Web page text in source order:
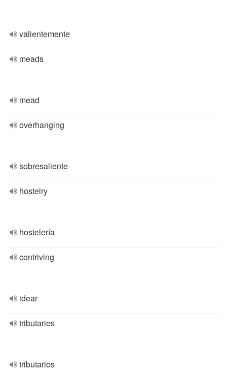
valientemente
meads
mead
overhanging
sobresaliente
hostelry
hostelería
contriving
idear
tributaries
tributarios